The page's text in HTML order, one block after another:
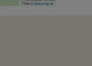
Tiles ©basemap.at